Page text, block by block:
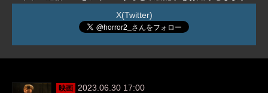
X(Twitter)
映画
2023.06.30 17:00